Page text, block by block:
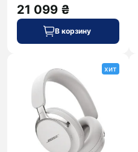
21 099 ₴
В корзину
хит